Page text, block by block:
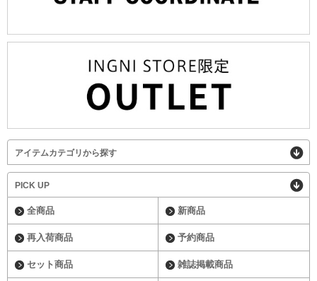
アイテムカテゴリから探す
PICK UP
全商品 新商品
再入荷商品 予約商品
セット商品 雑誌掲載商品